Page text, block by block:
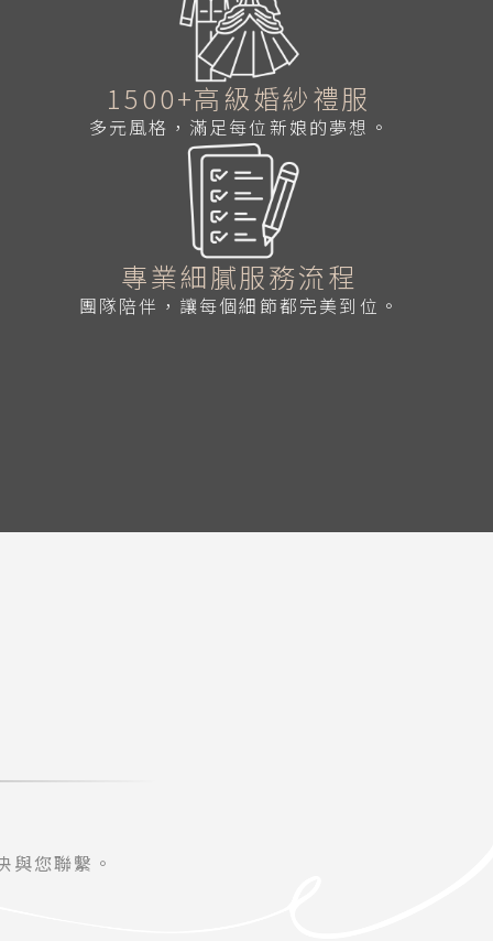
1500+高級婚紗禮服
多元風格，滿足每位新娘的夢想。
專業細膩服務流程
團隊陪伴，讓每個細節都完美到位。
與您聯繫。